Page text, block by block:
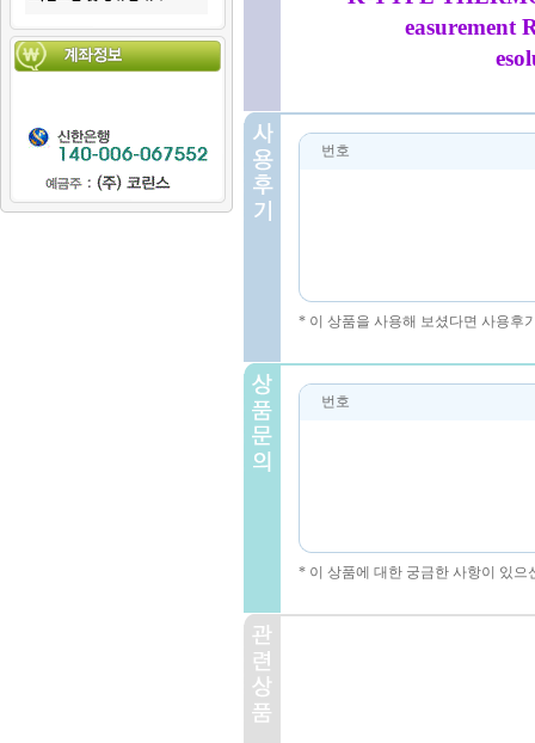
easurement
번호
* 이 상품을 사용해 보셨다면 사용후
번호
* 이 상품에 대한 궁금한 사항이 있